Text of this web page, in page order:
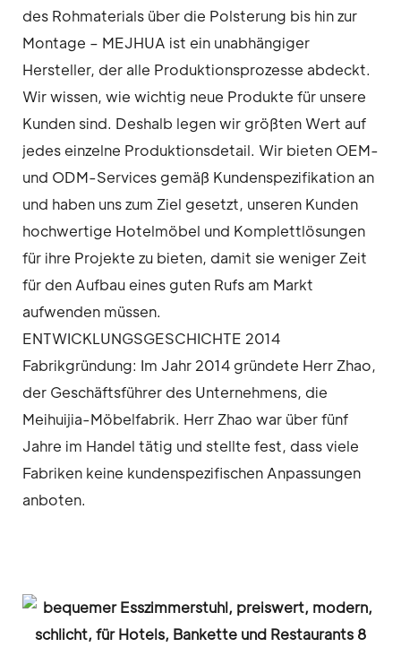
des Rohmaterials über die Polsterung bis hin zur
Montage – MEJHUA ist ein unabhängiger
Hersteller, der alle Produktionsprozesse abdeckt.
Wir wissen, wie wichtig neue Produkte für unsere
Kunden sind. Deshalb legen wir größten Wert auf
jedes einzelne Produktionsdetail. Wir bieten OEM-
und ODM-Services gemäß Kundenspezifikation an
und haben uns zum Ziel gesetzt, unseren Kunden
hochwertige Hotelmöbel und Komplettlösungen
für ihre Projekte zu bieten, damit sie weniger Zeit
für den Aufbau eines guten Rufs am Markt
aufwenden müssen.
ENTWICKLUNGSGESCHICHTE 2014
Fabrikgründung: Im Jahr 2014 gründete Herr Zhao,
der Geschäftsführer des Unternehmens, die
Meihuijia-Möbelfabrik. Herr Zhao war über fünf
Jahre im Handel tätig und stellte fest, dass viele
Fabriken keine kundenspezifischen Anpassungen
anboten.